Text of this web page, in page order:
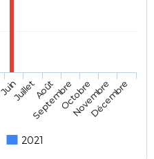
2021
JuinJuilletAoût
SeptembreOctobre
Novembre
Décembre